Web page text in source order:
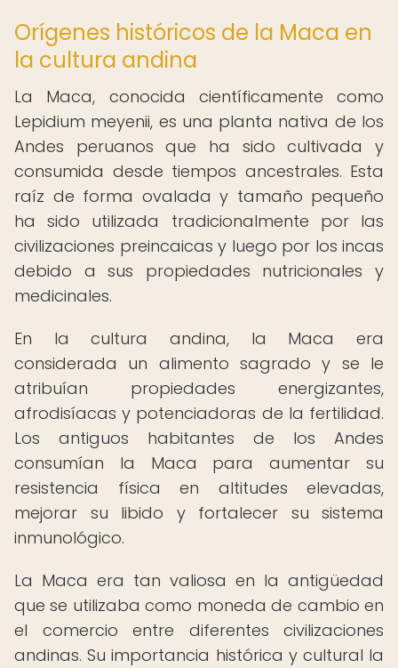
Orígenes históricos de la Maca en
la cultura andina
La Maca, conocida científicamente como
Lepidium meyenii, es una planta nativa de los
Andes peruanos que ha sido cultivada y
consumida desde tiempos ancestrales. Esta
raíz de forma ovalada y tamaño pequeño
ha sido utilizada tradicionalmente por las
civilizaciones preincaicas y luego por los incas
debido a sus propiedades nutricionales y
medicinales.
En la cultura andina, la Maca era
considerada un alimento sagrado y se le
atribuían propiedades energizantes,
afrodisíacas y potenciadoras de la fertilidad.
Los antiguos habitantes de los Andes
consumían la Maca para aumentar su
resistencia física en altitudes elevadas,
mejorar su libido y fortalecer su sistema
inmunológico.
La Maca era tan valiosa en la antigüedad
que se utilizaba como moneda de cambio en
el comercio entre diferentes civilizaciones
andinas. Su importancia histórica y cultural la